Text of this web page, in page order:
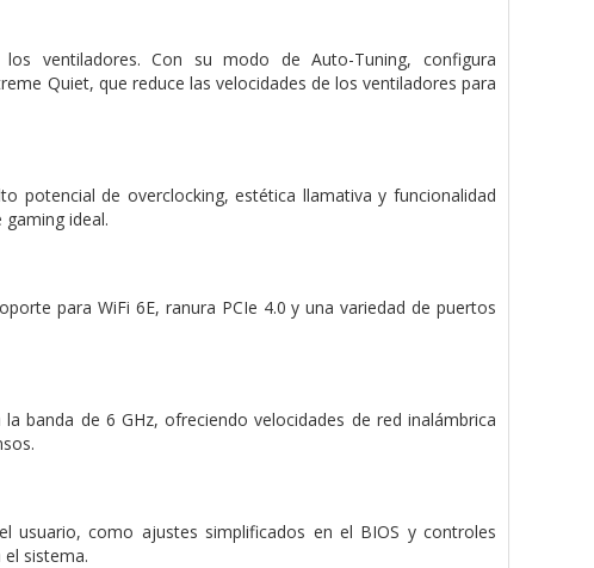
ventiladores. Con su modo de Auto-Tuning, configura
Quiet, que reduce las velocidades de los ventiladores para
potencial de overclocking, estética llamativa y funcionalidad
ideal.
para WiFi 6E, ranura PCIe 4.0 y una variedad de puertos
banda de 6 GHz, ofreciendo velocidades de red inalámbrica
usuario, como ajustes simplificados en el BIOS y controles
sistema.